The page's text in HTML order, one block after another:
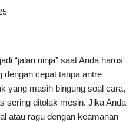
“jalan ninja” saat Anda harus
cepat tanpa antre
yang masih bingung soal cara,
sering ditolak mesin. Jika Anda
atau ragu dengan keamanan